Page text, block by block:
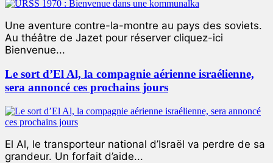
Une aventure contre-la-montre au pays des soviets.
Au théâtre de Jazet pour réserver cliquez-ici
Bienvenue...
Le sort d’El Al, la compagnie aérienne israélienne,
sera annoncé ces prochains jours
El Al, le transporteur national d’Israël va perdre de sa
grandeur. Un forfait d’aide...